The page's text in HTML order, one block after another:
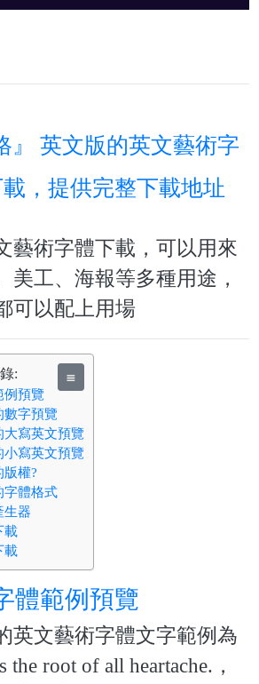
』 英文版的英文藝術字
，提供完整下載地址
藝術字體下載，可以用來
美工、海報等多種用途，
可以配上用場
錄: ≣
例預覽
數字預覽
大寫英文預覽
小寫英文預覽
版權?
字體格式
生器
載
載
體範例預覽
英文藝術字體文字範例為
the root of all heartache.，